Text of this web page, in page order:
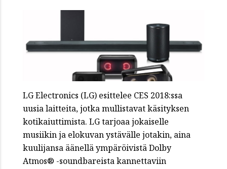
LG Electronics (LG) esittelee CES 2018:ssa
uusia laitteita, jotka mullistavat käsityksen
kotikaiuttimista. LG tarjoaa jokaiselle
musiikin ja elokuvan ystävälle jotakin, aina
kuulijansa äänellä ympäröivistä Dolby
Atmos® -soundbareista kannettaviin